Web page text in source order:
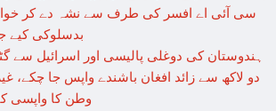
سی آئی اے افسر کی طرف سے نشہ دے کر
بدسلوکی کیے
ہندوستان کی دوغلی پالیسی اور اسرائیل سے
دو لاکھ سے زائد افغان باشندے واپس جا چکے،
وطن کا واپسی